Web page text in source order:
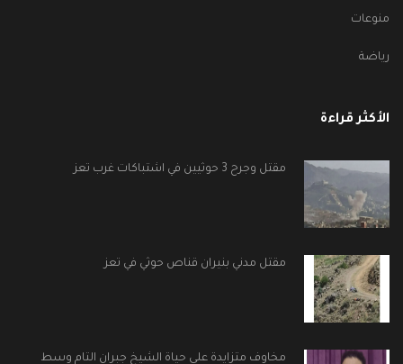
منوعات
رياضة
الأكثر قراءة
مقتل وجرح 3 حوثيين في اشتباكات غرب تعز
مقتل مدني بنيران قناص حوثي في تعز
مخاوف متزايدة على حياة الشيخ جبران التام وسط